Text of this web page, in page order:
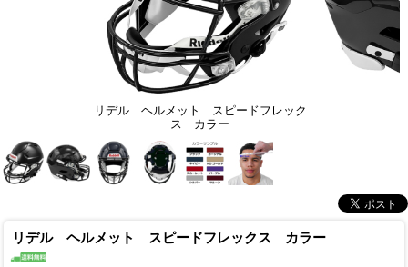
リデル ヘルメット スピードフレック
ス カラー
リデル ヘルメット スピードフレックス カラー